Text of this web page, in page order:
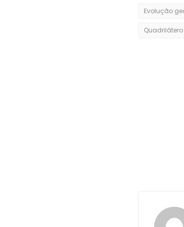
Quadrilátero